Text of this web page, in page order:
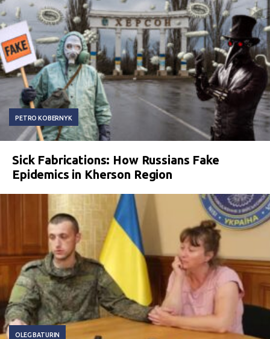
PETRO KOBERNYK
Sick Fabrications: How Russians Fake
Epidemics in Kherson Region
OLEG BATURIN